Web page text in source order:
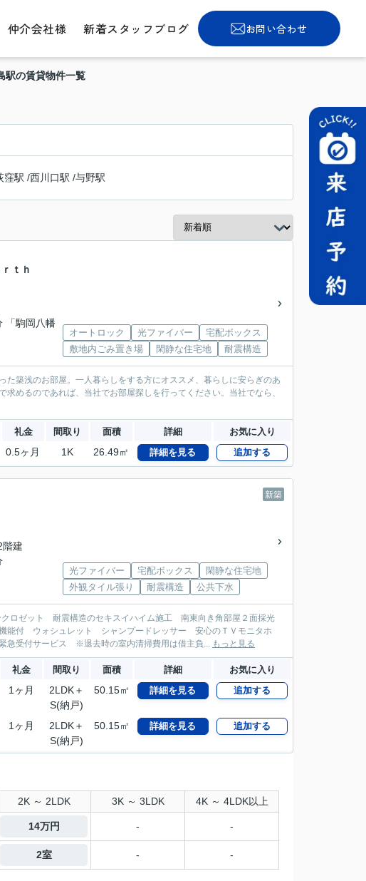
仲介会社様 新着スタッフブログ お問い合わせ
駅の賃貸物件一覧
窪駅 /西川口駅 /与野駅
ｔｈ
「駒岡八幡
オートロック 光ファイバー
宅配ボックス
敷地内ごみ置き場
閑静な住宅地 耐震構造
築浅のお部屋。一人暮らしをする方にオススメ、暮らしに安らぎのあ
めるのであれば、当社でお部屋探しを行ってください。当社でなら、
礼金 間取り 面積 詳細 お気に入り
0.5ヶ月 1K 26.49㎡ 詳細を見る 追加する
新築
建
光ファイバー 宅配ボックス
閑静な住宅地
外観タイル張り
耐震構造 公共下水
ロゼット 耐震構造のセキスイハイム施工 南東向き角部屋２面採光
能付 ウォシュレット シャンプードレッサー 安心のＴＶモニタホ
急受付サービス ※退去時の室内清掃費用は借主負... もっと見る
礼金 間取り 面積 詳細 お気に入り
1ヶ月
2LDK＋
S(納戸)
50.15㎡ 詳細を見る 追加する
1ヶ月
2LDK＋
S(納戸)
50.15㎡ 詳細を見る 追加する
2K ～ 2LDK 3K ～ 3LDK 4K ～ 4LDK以上
14万円 - -
2室 - -